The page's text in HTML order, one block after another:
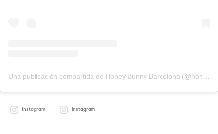
Instagram Instagram